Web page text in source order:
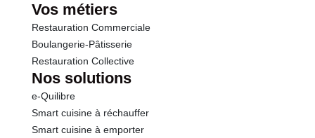
Vos métiers
Restauration Commerciale
Boulangerie-Pâtisserie
Restauration Collective
Nos solutions
e-Quilibre
Smart cuisine à réchauffer
Smart cuisine à emporter